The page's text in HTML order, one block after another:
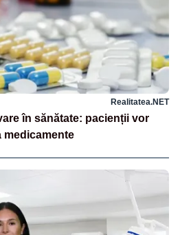
Realitatea.NET
în sănătate: pacienții vor
medicamente